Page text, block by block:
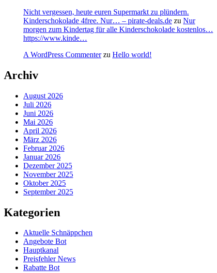
Nicht vergessen, heute euren Supermarkt zu plündern.
Kinderschokolade 4free. Nur… – pirate-deals.de zu Nur
morgen zum Kindertag für alle Kinderschokolade kostenlos…
https://www.kinde…
A WordPress Commenterzu Hello world!
Archiv
August 2026
Juli 2026
Juni 2026
Mai 2026
April 2026
März 2026
Februar 2026
Januar 2026
Dezember 2025
November 2025
Oktober 2025
September 2025
Kategorien
Aktuelle Schnäppchen
Angebote Bot
Hauptkanal
Preisfehler News
Rabatte Bot